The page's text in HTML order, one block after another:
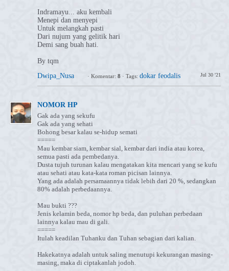
Indramayu... aku kembali
Menepi dan menyepi
Untuk melangkah pasti
Dari nujum yang gelitik hari
Demi sang buah hati.
By tqm
Dwipa_Nusa
Jul 30 '21
· Komentar: 8 · Tags: dokar feodalis
NOMOR HP
Gak ada yang sekufu
Gak ada yang sehati
Bohong besar kalau se-hidup semati
=====
Mau kembar siam, kembar sial, kembar dari india atau korea,
semua pasti ada pembedanya.
Dusta tujuh turunan kalau mengatakan kita mencari yang se kufu
atau sehati atau kata-kata roman picisan lainnya.
Yang ada adalah persamaannya tidak lebih dari 20 %, sedangkan
80% adalah perbedaannya.
Mau bukti ???
Jenis kelamin beda, nomor hp beda, dan puluhan perbedaan
lainnya kalau mau di gali.
=====
Itulah keadilan Tuhanku dan Tuhan sebagian dari kalian.
Hakekatnya adalah untuk saling menutupi kekurangan masing-
masing, maka di ciptakanlah jodoh.